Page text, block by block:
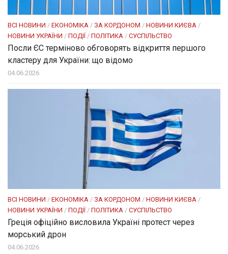
ВСІ НОВИНИ / ЕКОНОМІКА / ЗА КОРДОНОМ / НОВИНИ КИЄВА /
НОВИНИ УКРАЇНИ / ПОДІЇ / ПОЛІТИКА / СУСПІЛЬСТВО
Посли ЄC терміново обговорять відкриття першого
кластеру для України: що відомо
04.06.2026
ВСІ НОВИНИ / ЕКОНОМІКА / ЗА КОРДОНОМ / НОВИНИ КИЄВА /
НОВИНИ УКРАЇНИ / ПОДІЇ / ПОЛІТИКА / СУСПІЛЬСТВО
Греція офіційно висловила Україні протест через
морський дрон
04.06.2026